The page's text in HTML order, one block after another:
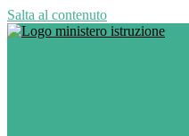
Salta al contenuto